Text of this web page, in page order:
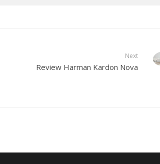
Next
Review Harman Kardon Nova